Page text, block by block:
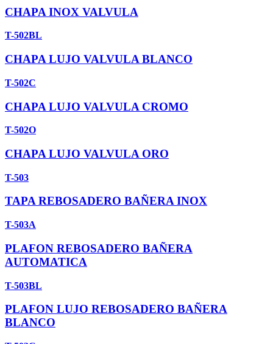
CHAPA INOX VALVULA
T-502BL
CHAPA LUJO VALVULA BLANCO
T-502C
CHAPA LUJO VALVULA CROMO
T-502O
CHAPA LUJO VALVULA ORO
T-503
TAPA REBOSADERO BAÑERA INOX
T-503A
PLAFON REBOSADERO BAÑERA
AUTOMATICA
T-503BL
PLAFON LUJO REBOSADERO BAÑERA
BLANCO